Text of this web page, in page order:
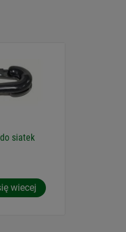
siatek
wiecej